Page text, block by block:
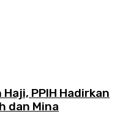
PPIH Hadirkan
dan Mina